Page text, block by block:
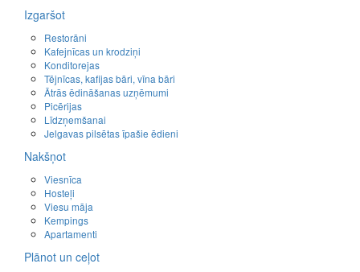
Izgaršot
Restorāni
Kafejnīcas un krodziņi
Konditorejas
Tējnīcas, kafijas bāri, vīna bāri
Ātrās ēdināšanas uzņēmumi
Picērijas
Līdzņemšanai
Jelgavas pilsētas īpašie ēdieni
Nakšņot
Viesnīca
Hosteļi
Viesu māja
Kempings
Apartamenti
Plānot un ceļot